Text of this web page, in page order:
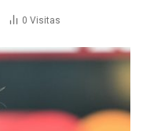
0 Visitas